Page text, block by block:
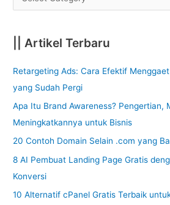
|| Artikel Terbaru
Retargeting Ads: Cara Efektif
yang Sudah Pergi
Apa Itu Brand Awareness? Pengertian,
Meningkatkannya untuk Bisnis
20 Contoh Domain Selain .com yang
8 AI Pembuat Landing Page Gratis
Konversi
10 Alternatif cPanel Gratis Terbaik